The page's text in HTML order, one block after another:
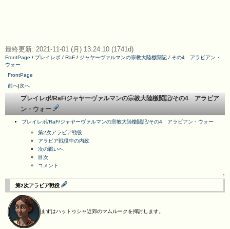
最終更新: 2021-11-01 (月) 13:24:10 (1741d)
FrontPage / プレイレポ / RaF / ジャヤーヴァルマンの宗教大陸檄闘記 / その4 アラビアン・
ウォー
FrontPage
前へ|次へ
プレイレポ/RaF/ジャヤーヴァルマンの宗教大陸檄闘記/その4 アラビア
ン・ウォー
プレイレポ/RaF/ジャヤーヴァルマンの宗教大陸檄闘記/その4 アラビアン・ウォー
第2次アラビア戦役
アラビア戦役中の内政
次の戦いへ
目次
コメント
↑
第2次アラビア戦役
まずはハットゥシャ近郊のマムルークを掃討します。